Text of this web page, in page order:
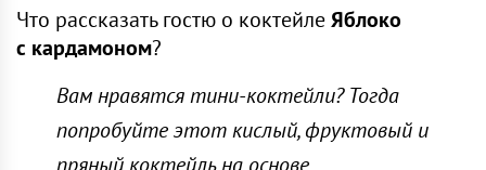
Пресс для цитрусовых
1 шт
Положи в шейкер семечко кардамона и нарезанную
половину зеленого яблока
Добавь лимонный сок 15 мл и подави мадлером
Налей в шейкер яблочный сок 20 мл, сахарный
Что рассказать гостю о коктейлеЯблоко
с кардамоном?
Вам нравятся тини-коктейли? Тогда
попробуйте этот кислый, фруктовый и